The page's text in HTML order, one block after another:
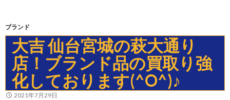
ブランド
大吉 仙台宮城の萩大通り
店！ブランド品の買取り強
化しております(^O^)♪
2021年7月29日